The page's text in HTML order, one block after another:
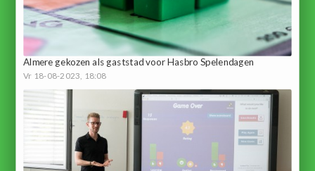
Almere gekozen als gaststad voor Hasbro Spelendagen
Vr 18-08-2023, 18:08